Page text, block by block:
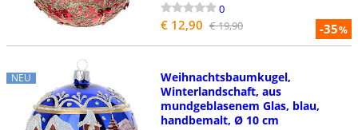
-35%
0
€ 12,90 € 19,90
NEU
Weihnachtsbaumkugel,
Winterlandschaft, aus
mundgeblasenem Glas, blau,
handbemalt, Ø 10 cm